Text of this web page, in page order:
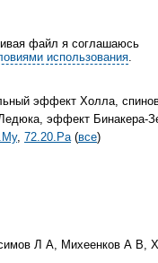
файл я соглашаюсь
использования.
эффект Холла,
эффект Бинакера-
, 72.20.Pa (все)
Л А, Михеенков А В,